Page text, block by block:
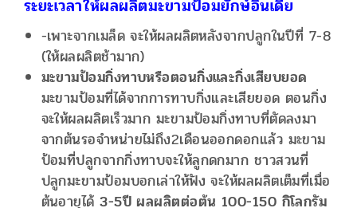
ระยะเวลาให้ผลผลิตมะขามป้อมยักษ์อินเดีย
-เพาะจากเมล็ด จะให้ผลผลิตหลังจากปลูกในปีที่ 7-8
(ให้ผลผลิตช้ามาก)
มะขามป้อมกิ่งทาบหรือตอนกิ่งและกิ่งเสียบยอด
มะขามป้อมที่ได้จากการทาบกิ่งและเสียยอด ตอนกิ่ง
จะให้ผลผลิตเร็วมาก มะขามป้อมกิ่งทาบที่ตัดลงมา
จากต้นรอจำหน่ายไม่ถึง2เดือนออกดอกแล้ว มะขาม
ป้อมที่ปลูกจากกิ่งทาบจะให้ลูกดกมาก ชาวสวนที่
ปลูกมะขามป้อมบอกเล่าให้ฟัง จะให้ผลผลิตเต็มที่เมื่อ
ต้นอายุได้3-5ปี ผลผลิตต่อต้น 100-150 กิโลกรัม